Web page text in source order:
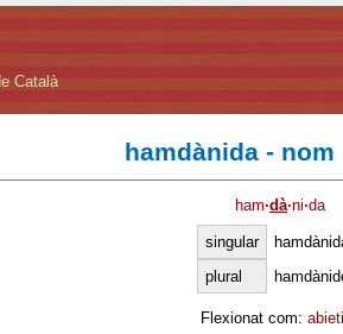
Català
hamdànida -
ham·dà·ni·da
singular
plural
Flexionat com: